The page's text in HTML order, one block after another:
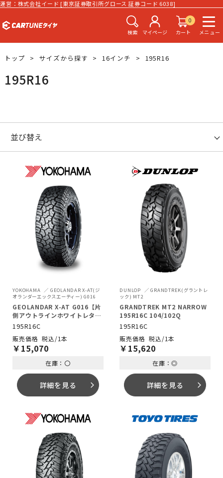
運営：株式会社イード [東京証券取引所グロース 証券コード 6038]
検索 マイページ
0
カート
メニュー
トップ サイズから探す 16インチ 195R16
195R16
YOKOHAMA
GEOLANDAR X-AT(ジ
オランダーエックスエーティー) G016
GEOLANDAR X-AT G016【片
側アウトラインホワイトレタ
ー】 195R16C 104/102Q
195R16C
税込/1本
￥ 15,070
在庫：〇
詳細を見る arrow_forward_ios
DUNLOP
GRANDTREK(グラントレ
ック) MT2
GRANDTREK MT2 NARROW
195R16C 104/102Q
195R16C
税込/1本
￥ 15,620
在庫：◎
詳細を見る arrow_forward_ios